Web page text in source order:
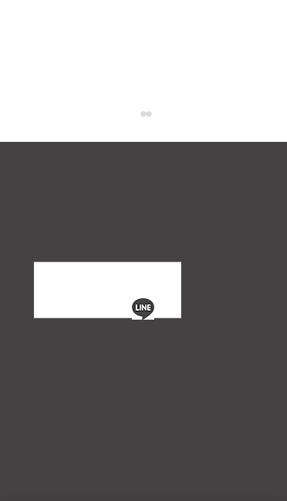
2024/9/26(木)12:00-
12:40 KBC九州朝日放